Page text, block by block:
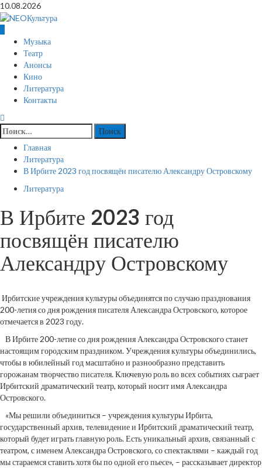
Перейти
к
содержимому
10.08.2026
Основное
меню
Музыка
Театр
Анонсы
Кино
Литература
Контакты
Найти:
Главная
Литература
В Ирбите 2023 год посвящён писателю Александру Островскому
Литература
В Ирбите 2023 год
посвящён писателю
Александру Островскому
Ирбитские учреждения культуры объединятся по случаю празднования
200-летия со дня рождения писателя Александра Островского, которое
отмечается в 2023 году.
В Ирбите 200-летие со дня рождения Александра Островского станет
настоящим городским праздником. Учреждения культуры объединились,
чтобы в юбилейный год масштабно и разнообразно представить
горожанам творчество писателя. Ключевую роль во всех событиях сыграет
Ирбитский драматический театр, который носит имя Александра
Островского.
«Мы решили объединиться – учреждения культуры Ирбита,
государственный архив, телевидение и Ирбитский драматический театр,
который будет играть главную роль. Есть уникальный архив, связанный с
театром, с именем Александра Островского, со спектаклями – каждый год
мы стараемся ставить хотя бы по одной его пьесе», – рассказывает директор